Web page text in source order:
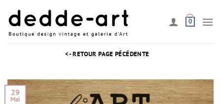
contenu
0
<- RETOUR PAGE PÉCÉDENTE
29
Mai